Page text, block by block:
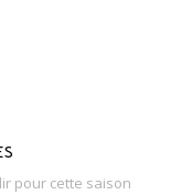
pour cette saison